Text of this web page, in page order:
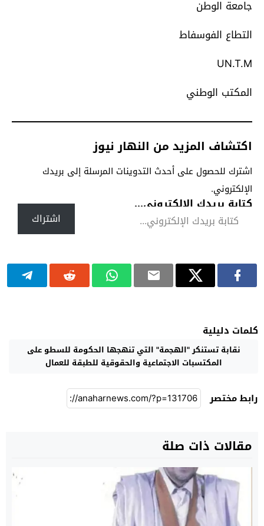
جامعة الوطن
التطاع الفوسفاط
UN.T.M
المكتب الوطني
اكتشاف المزيد من النهار نيوز
اشترك للحصول على أحدث التدوينات المرسلة إلى بريدك
الإلكتروني.
كتابة بريدك الإلكتروني...
اشتراك
كلمات دليلية
نقابة تستنكر "الهجمة" التي تنهجها الحكومة للسطو على
المكتسبات الاجتماعية والحقوقية للطبقة للعمال
رابط مختصر
مقالات ذات صلة